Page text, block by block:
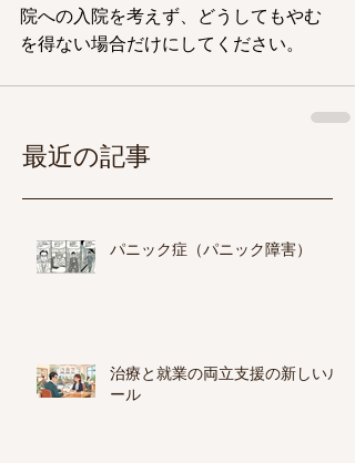
院への入院を考えず、どうしてもやむ
を得ない場合だけにしてください。
最近の記事
パニック症（パニック障害）
治療と就業の両立支援の新しいル
ール